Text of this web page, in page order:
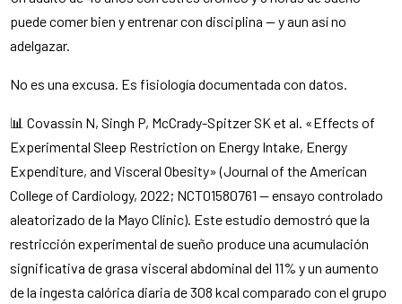
puede comer bien y entrenar con disciplina — y aun así no
adelgazar.
No es una excusa. Es fisiología documentada con datos.
📊 Covassin N, Singh P, McCrady-Spitzer SK et al. «Effects of
Experimental Sleep Restriction on Energy Intake, Energy
Expenditure, and Visceral Obesity» (Journal of the American
College of Cardiology, 2022; NCT01580761 — ensayo controlado
aleatorizado de la Mayo Clinic). Este estudio demostró que la
restricción experimental de sueño produce una acumulación
significativa de grasa visceral abdominal del 11% y un aumento
de la ingesta calórica diaria de 308 kcal comparado con el grupo